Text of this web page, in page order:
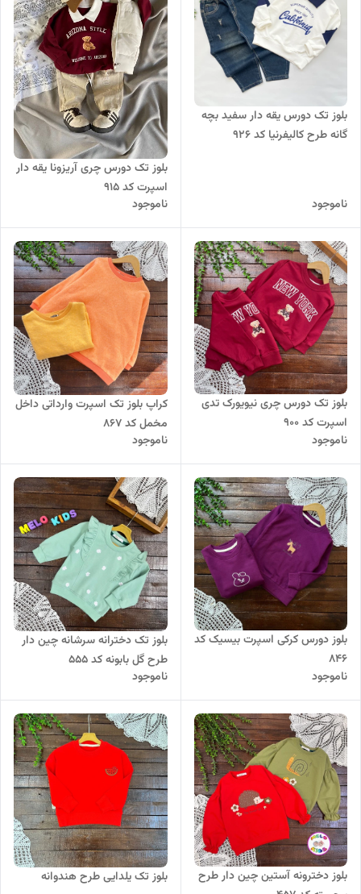
بلوز تک دورس یقه دار سفید بچه
گانه طرح کالیفرنیا کد ۹۲۶
ناموجود
بلوز تک دورس چری آریزونا یقه دار
اسپرت کد ۹۱۵
ناموجود
بلوز تک دورس چری نیویورک تدی
اسپرت کد 900
ناموجود
کراپ بلوز تک اسپرت وارداتی داخل
مخمل کد ۸۶۷
ناموجود
بلوز دورس کرکی اسپرت بیسیک کد
۸۴۶
ناموجود
بلوز تک دخترانه سرشانه چین دار
طرح گل بابونه کد 555
ناموجود
بلوز دخترونه آستین چین دار طرح
بلوز تک یلدایی طرح هندوانه